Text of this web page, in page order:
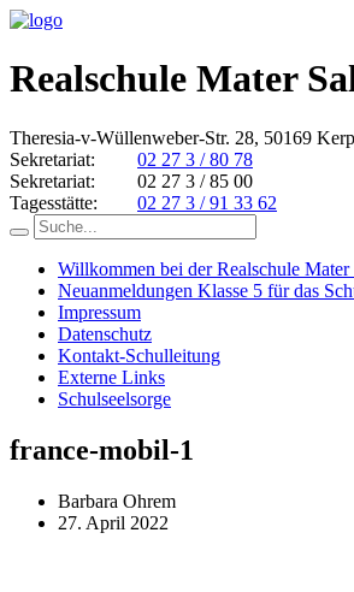
Realschule Mater
Theresia-v-Wüllenweber-Str. 28, 50169
Sekretariat:
02 27 3 / 80 78
Sekretariat:
02 27 3 / 85 00
Tagesstätte:
02 27 3 / 91 33 62
Willkommen bei der Realschule Mater
Neuanmeldungen Klasse 5 für das
Impressum
Datenschutz
Kontakt-Schulleitung
Externe Links
Schulseelsorge
france-mobil-1
Barbara Ohrem
27. April 2022